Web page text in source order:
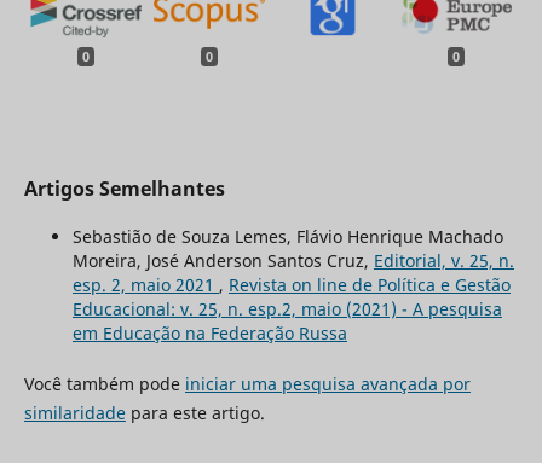
0 0 0
Artigos Semelhantes
Sebastião de Souza Lemes, Flávio Henrique Machado
Moreira, José Anderson Santos Cruz, Editorial, v. 25, n.
esp. 2, maio 2021 , Revista on line de Política e Gestão
Educacional: v. 25, n. esp.2, maio (2021) - A pesquisa
em Educação na Federação Russa
Você também pode iniciar uma pesquisa avançada por
similaridadepara este artigo.